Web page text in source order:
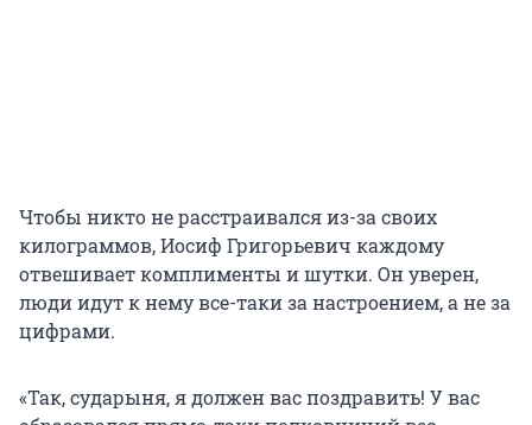
Чтобы никто не расстраивался из-за своих
килограммов, Иосиф Григорьевич каждому
отвешивает комплименты и шутки. Он уверен,
люди идут к нему все-таки за настроением, а не за
цифрами.
«Так, сударыня, я должен вас поздравить! У вас